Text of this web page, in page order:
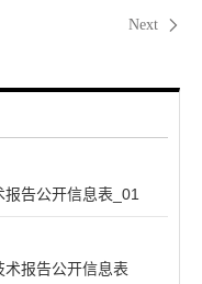
Next
告公开信息表_01
报告公开信息表